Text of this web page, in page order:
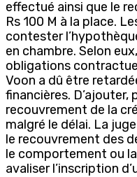
effectué ainsi que le
Rs 100 M à la place.
contester
en chambre. Selon
obligations
Voon a dû être
financières. D’ajouter,
recouvrement de la
malgré le délai. La
le recouvrement des
le comportement ou
avaliser l’inscription